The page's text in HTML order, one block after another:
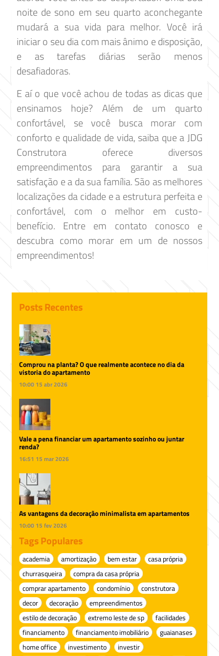
noite de sono em seu quarto aconchegante
mudará a sua vida para melhor. Você irá
iniciar o seu dia com mais ânimo e disposição,
e as tarefas diárias serão menos
desafiadoras.
E aí o que você achou de todas as dicas que
ensinamos hoje? Além de um quarto
confortável, se você busca morar com
conforto e qualidade de vida, saiba que a JDG
Construtora oferece diversos
empreendimentos para garantir a sua
satisfação e a da sua família. São as melhores
localizações da cidade e a estrutura perfeita e
confortável, com o melhor em custo-
benefício. Entre em contato conosco e
descubra como morar em um de nossos
empreendimentos!
Posts Recentes
Comprou na planta? O que realmente acontece no dia da
vistoria do apartamento
10:00 15 abr 2026
Vale a pena financiar um apartamento sozinho ou juntar
renda?
16:51 15 mar 2026
As vantagens da decoração minimalista em apartamentos
10:00 15 fev 2026
Tags Populares
academia amortização bem estar
casa própria
churrasqueira
compra da casa própria
comprar apartamento
condomínio
construtora
decor
decoração
empreendimentos
estilo de decoração
extremo leste de sp
facilidades
financiamento
financiamento imobiliário
guaianases
home office
investimento
investir